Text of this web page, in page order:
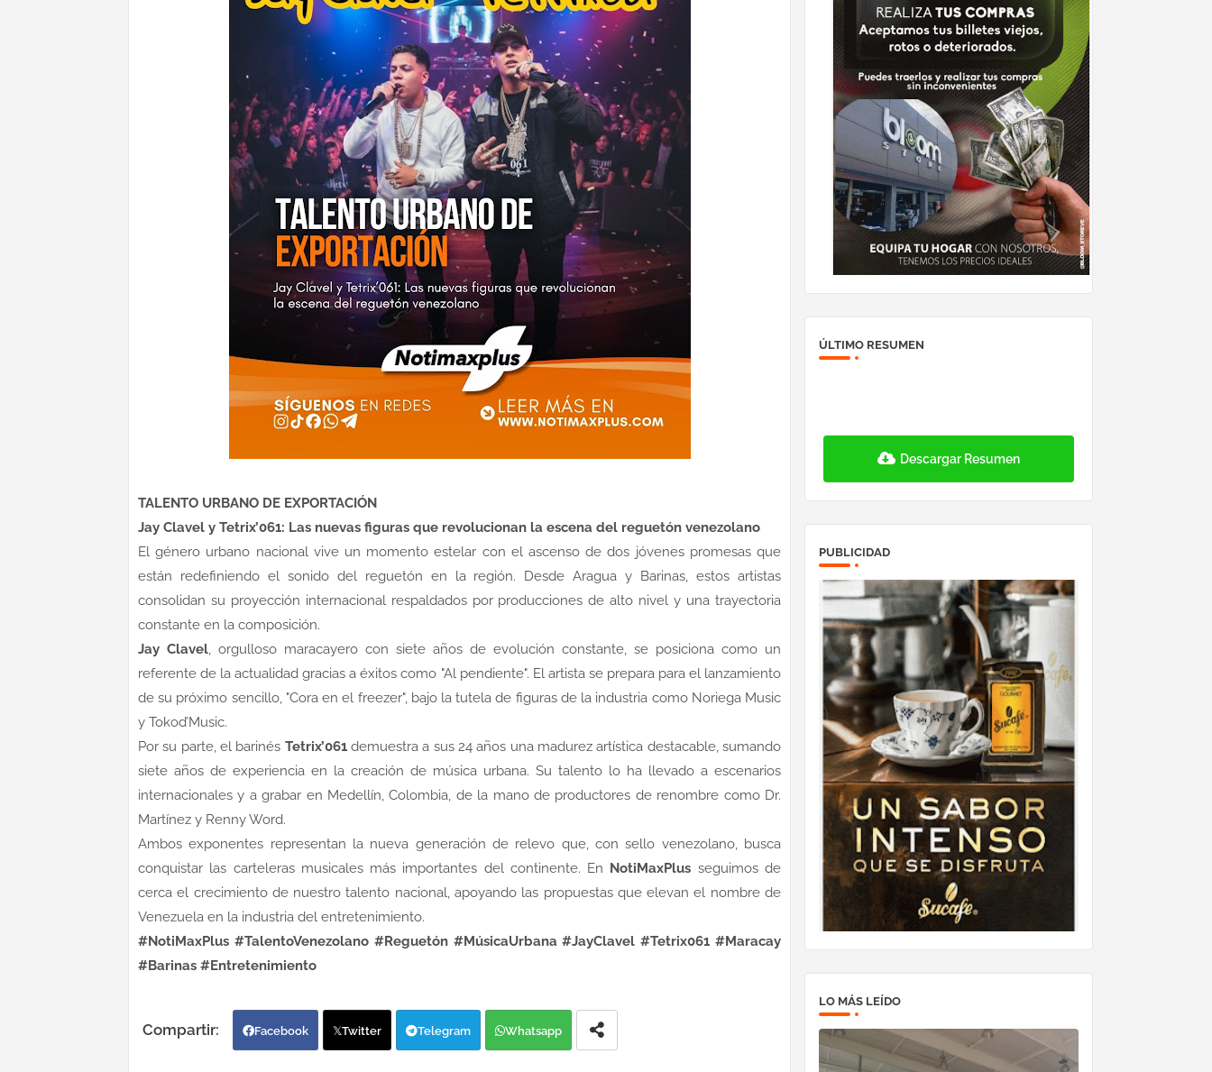
TALENTO URBANO DE EXPORTACIÓN
Jay Clavel y Tetrix’061: Las nuevas figuras que revolucionan la escena del reguetón venezolano
El género urbano nacional vive un momento estelar con el ascenso de dos jóvenes promesas que
están redefiniendo el sonido del reguetón en la región. Desde Aragua y Barinas, estos artistas
consolidan su proyección internacional respaldados por producciones de alto nivel y una trayectoria
constante en la composición.
Jay Clavel, orgulloso maracayero con siete años de evolución constante, se posiciona como un
referente de la actualidad gracias a éxitos como "Al pendiente". El artista se prepara para el lanzamiento
de su próximo sencillo, "Cora en el freezer", bajo la tutela de figuras de la industria como Noriega Music
y Tokod’Music.
Por su parte, el barinés Tetrix’061demuestra a sus 24 años una madurez artística destacable, sumando
siete años de experiencia en la creación de música urbana. Su talento lo ha llevado a escenarios
internacionales y a grabar en Medellín, Colombia, de la mano de productores de renombre como Dr.
Martínez y Renny Word.
Ambos exponentes representan la nueva generación de relevo que, con sello venezolano, busca
conquistar las carteleras musicales más importantes del continente. En NotiMaxPlus seguimos de
cerca el crecimiento de nuestro talento nacional, apoyando las propuestas que elevan el nombre de
Venezuela en la industria del entretenimiento.
#NotiMaxPlus #TalentoVenezolano #Reguetón #MúsicaUrbana #JayClavel #Tetrix061 #Maracay
#Barinas #Entretenimiento
Facebook Twitter Telegram Whatsapp
ÚLTIMO RESUMEN
Descargar Resumen
PUBLICIDAD
LO MÁS LEÍDO